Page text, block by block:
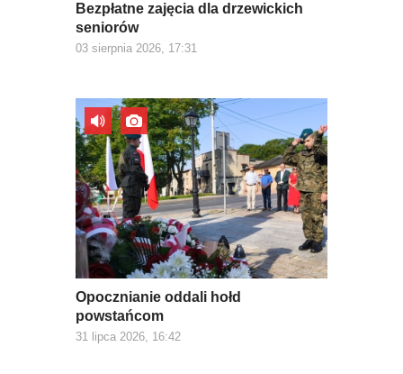
Bezpłatne zajęcia dla drzewickich
seniorów
03 sierpnia 2026, 17:31
Opocznianie oddali hołd
powstańcom
31 lipca 2026, 16:42